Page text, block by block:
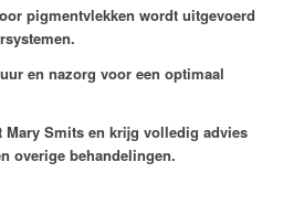
pigmentvlekken wordt uitgevoerd
en nazorg voor een optimaal
Mary Smits en krijg volledig advies
overige behandelingen.